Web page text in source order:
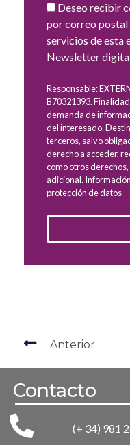
Deseo recibir
por correo
servicios de esta
Newsletter
Responsable:
B70321393.
demanda de
del interesado.
terceros, salvo
derecho a acceder,
como otros
adicional.
protección de datos
Anterior
Contacto
(+ 34) 981